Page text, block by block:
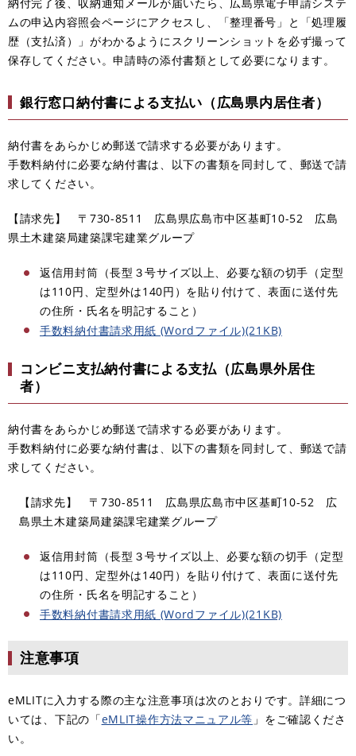
ムの申込内容照会ページにアクセスし、「整理番号」と「処理履
歴（支払済）」がわかるようにスクリーンショットを必ず撮って
保存してください。申請時の添付書類として必要になります。
銀行窓口納付書による支払い（広島県内居住者）
納付書をあらかじめ郵送で請求する必要があります。
手数料納付に必要な納付書は、以下の書類を同封して、郵送で請
求してください。
【請求先】 〒730-8511 広島県広島市中区基町10-52 広島
県土木建築局建築課宅建業グループ
返信用封筒（長型３号サイズ以上、必要な額の切手（定型
は110円、定型外は140円）を貼り付けて、表面に送付先
の住所・氏名を明記すること）
手数料納付書請求用紙 (Wordファイル)(21KB)
コンビニ支払納付書による支払（広島県外居住
者）
納付書をあらかじめ郵送で請求する必要があります。
手数料納付に必要な納付書は、以下の書類を同封して、郵送で請
求してください。
【請求先】 〒730-8511 広島県広島市中区基町10-52 広
島県土木建築局建築課宅建業グループ
返信用封筒（長型３号サイズ以上、必要な額の切手（定型
は110円、定型外は140円）を貼り付けて、表面に送付先
の住所・氏名を明記すること）
手数料納付書請求用紙 (Wordファイル)(21KB)
注意事項
eMLITに入力する際の主な注意事項は次のとおりです。詳細につ
いては、下記の「eMLIT操作方法マニュアル等 」をご確認くださ
い。